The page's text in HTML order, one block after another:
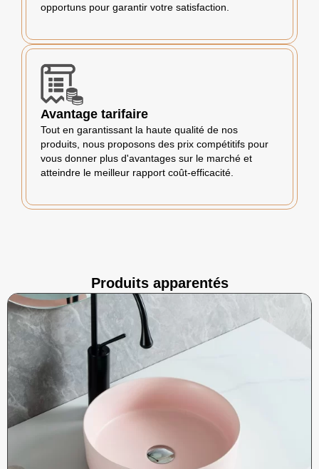
opportuns pour garantir votre satisfaction.
Avantage tarifaire
Tout en garantissant la haute qualité de nos
produits, nous proposons des prix compétitifs pour
vous donner plus d'avantages sur le marché et
atteindre le meilleur rapport coût-efficacité.
Produits apparentés